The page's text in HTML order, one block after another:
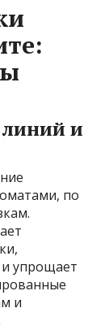
и
по
упрощает
и